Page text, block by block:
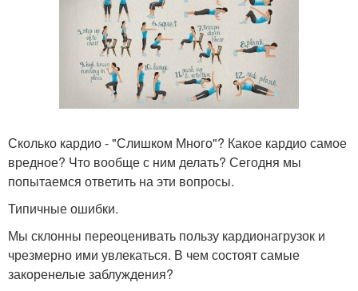
Сколько кардио - "Слишком Много"? Какое кардио самое
вредное? Что вообще с ним делать? Сегодня мы
попытаемся ответить на эти вопросы.
Типичные ошибки.
Мы склонны переоценивать пользу кардионагрузок и
чрезмерно ими увлекаться. В чем состоят самые
закоренелые заблуждения?